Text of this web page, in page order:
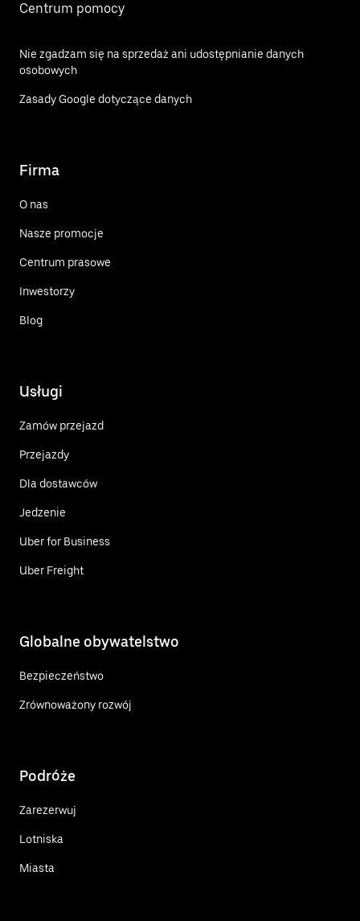
Centrum pomocy
Nie zgadzam się na sprzedaż ani udostępnianie danych
osobowych
Zasady Google dotyczące danych
Firma
O nas
Nasze promocje
Centrum prasowe
Inwestorzy
Blog
Usługi
Zamów przejazd
Przejazdy
Dla dostawców
Jedzenie
Uber for Business
Uber Freight
Globalne obywatelstwo
Bezpieczeństwo
Zrównoważony rozwój
Podróże
Zarezerwuj
Lotniska
Miasta